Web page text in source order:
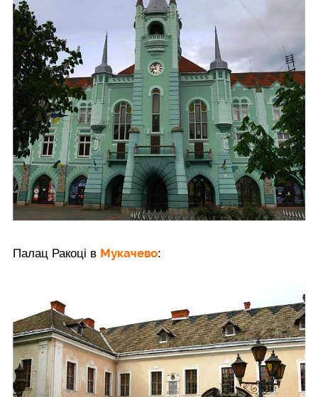
Палац Ракоці в Мукачево: